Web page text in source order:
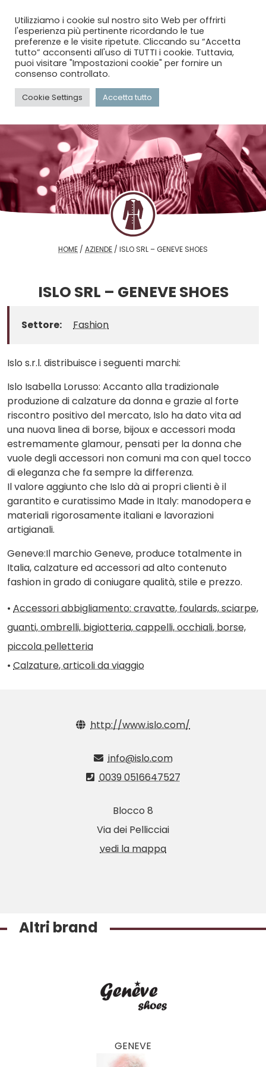
menu
HOME / AZIENDE / ISLO SRL – GENEVE SHOES
ISLO SRL – GENEVE SHOES
Settore: Fashion
Islo s.r.l. distribuisce i seguenti marchi:
Islo Isabella Lorusso: Accanto alla tradizionale
produzione di calzature da donna e grazie al forte
riscontro positivo del mercato, Islo ha dato vita ad
una nuova linea di borse, bijoux e accessori moda
estremamente glamour, pensati per la donna che
vuole degli accessori non comuni ma con quel tocco
di eleganza che fa sempre la differenza.
Il valore aggiunto che Islo dà ai propri clienti è il
garantito e curatissimo Made in Italy: manodopera e
materiali rigorosamente italiani e lavorazioni
artigianali.
Geneve:Il marchio Geneve, produce totalmente in
Italia, calzature ed accessori ad alto contenuto
fashion in grado di coniugare qualità, stile e prezzo.
• Accessori abbigliamento: cravatte, foulards, sciarpe,
guanti, ombrelli, bigiotteria, cappelli, occhiali, borse,
piccola pelletteria
• Calzature, articoli da viaggio
http://www.islo.com/
info@islo.com
0039 0516647527
Blocco 8
Via dei Pellicciai
vedi la mappa
Altri brand
GENEVE
Utilizziamo i cookie sul nostro sito Web per offrirti
l'esperienza più pertinente ricordando le tue
preferenze e le visite ripetute. Cliccando su “Accetta
tutto” acconsenti all'uso di TUTTI i cookie. Tuttavia,
puoi visitare "Impostazioni cookie" per fornire un
consenso controllato.
Cookie Settings Accetta tutto